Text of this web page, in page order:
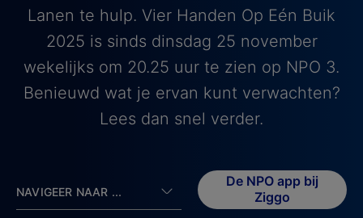
Lanen te hulp. Vier Handen Op Eén Buik
2025 is sinds dinsdag 25 november
wekelijks om 20.25 uur te zien op NPO 3.
Benieuwd wat je ervan kunt verwachten?
Lees dan snel verder.
NAVIGEER NAAR ...
De NPO app bij
Ziggo